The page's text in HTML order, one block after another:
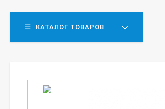
КАТАЛОГ ТОВАРОВ